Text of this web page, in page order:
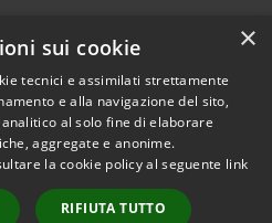
Copyright © 2026 • Comune di
Marsciano • Powered by
Municipium•
Accesso
×
sui cookie
tecnici e assimilati strettamente
e alla navigazione del sito,
al solo fine di elaborare
aggregate e anonime.
la cookie policy al seguente link
RIFIUTA TUTTO